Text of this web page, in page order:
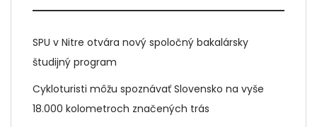
SPU v Nitre otvára nový spoločný bakalársky
študijný program
Cykloturisti môžu spoznávať Slovensko na vyše
18.000 kolometroch značených trás